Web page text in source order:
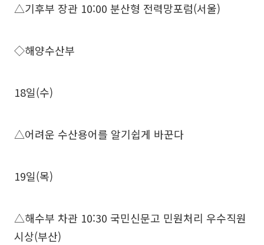
△기후부 장관 10:00 분산형 전력망포럼(서울)
◇해양수산부
18일(수)
△어려운 수산용어를 알기쉽게 바꾼다
19일(목)
△해수부 차관 10:30 국민신문고 민원처리 우수직원
시상(부산)